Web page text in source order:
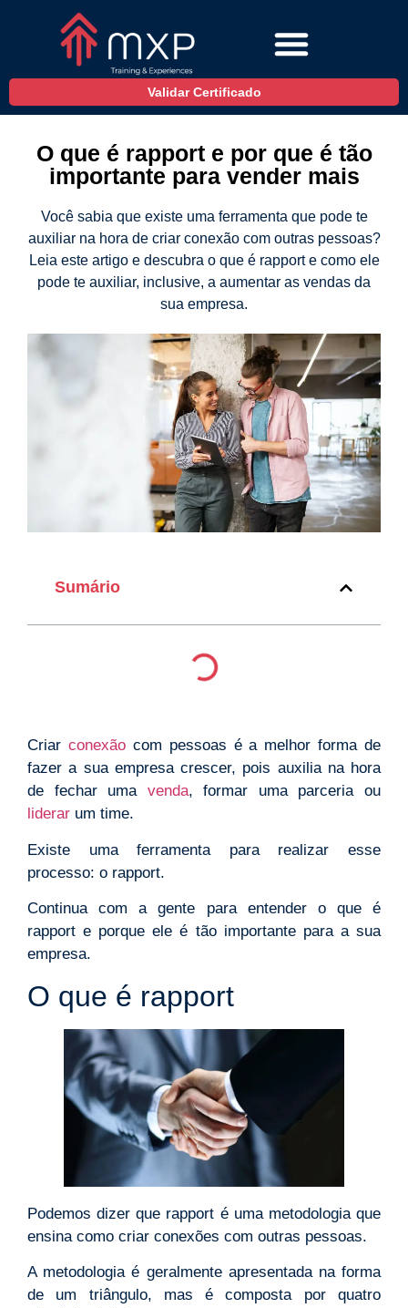
Validar Certificado
O que é rapport e por que é tão
importante para vender mais
Você sabia que existe uma ferramenta que pode te
auxiliar na hora de criar conexão com outras pessoas?
Leia este artigo e descubra o que é rapport e como ele
pode te auxiliar, inclusive, a aumentar as vendas da
sua empresa.
Sumário
Criar conexãocom pessoas é a melhor forma de
fazer a sua empresa crescer, pois auxilia na hora
de fechar uma venda, formar uma parceria ou
liderar um time.
Existe uma ferramenta para realizar esse
processo: o rapport.
Continua com a gente para entender o que é
rapport e porque ele é tão importante para a sua
empresa.
O que é rapport
Podemos dizer que rapport é uma metodologia que
ensina como criar conexões com outras pessoas.
A metodologia é geralmente apresentada na forma
de um triângulo, mas é composta por quatro